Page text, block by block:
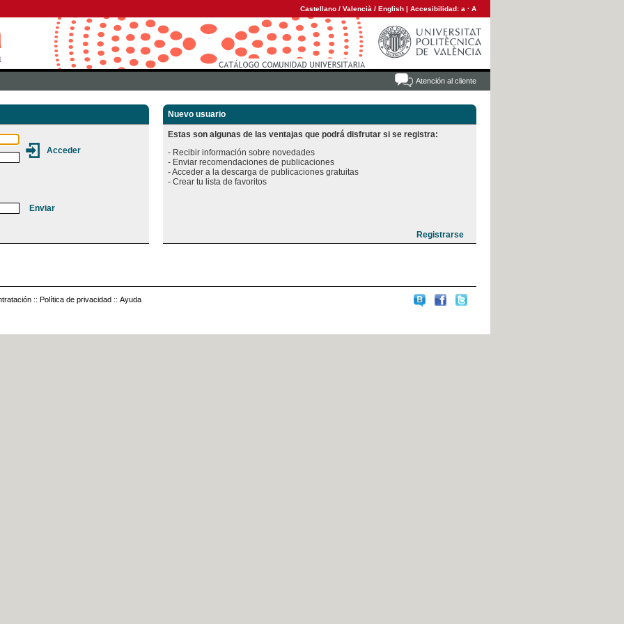
Castellano / Valencià / English | Accesibilidad: a · A
Atención al cliente
Nuevo usuario
Estas son algunas de las ventajas que podrá disfrutar si se registra:
- Recibir información sobre novedades
- Enviar recomendaciones de publicaciones
- Acceder a la descarga de publicaciones gratuitas
:: Política de privacidad :: Ayuda